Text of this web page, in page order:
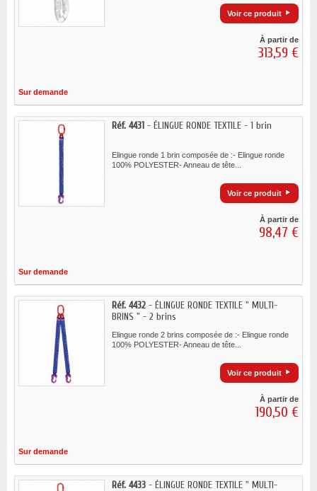
Voir ce produit
À partir de
313,59 €
Sur demande
Réf. 4431 - ÉLINGUE RONDE TEXTILE - 1 brin
Elingue ronde 1 brin composée de :- Elingue ronde
100% POLYESTER- Anneau de tête...
Voir ce produit
À partir de
98,47 €
Sur demande
Réf. 4432 - ÉLINGUE RONDE TEXTILE " MULTI-
BRINS " - 2 brins
Elingue ronde 2 brins composée de :- Elingue ronde
100% POLYESTER- Anneau de tête...
Voir ce produit
À partir de
190,50 €
Sur demande
Réf. 4433 - ÉLINGUE RONDE TEXTILE " MULTI-